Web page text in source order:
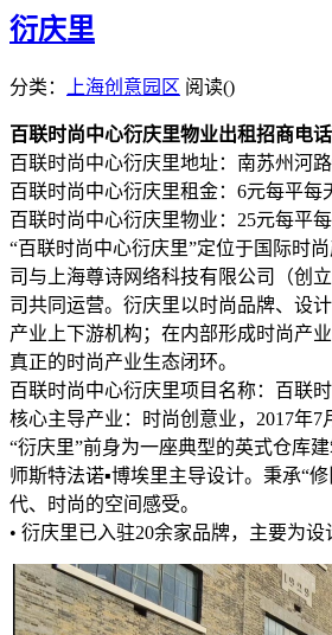
衍庆里
分类： 上海创意园区 阅读()
百联时尚中心衍庆里物业出租招商电话
百联时尚中心衍庆里地址：南苏州河
百联时尚中心衍庆里租金：6元每平每
百联时尚中心衍庆里物业：25元每平每
“百联时尚中心衍庆里”定位于国际时
司与上海尊诗网络科技有限公司（创
司共同运营。衍庆里以时尚品牌、设
产业上下游机构；在内部形成时尚产
真正的时尚产业生态闭环。
百联时尚中心衍庆里项目名称：百联
核心主导产业：时尚创意业，2017年
“衍庆里”前身为一座典型的英式仓库
师斯特法诺▪博埃里主导设计。秉承“
代、时尚的空间感受。
• 衍庆里已入驻20余家品牌，主要为